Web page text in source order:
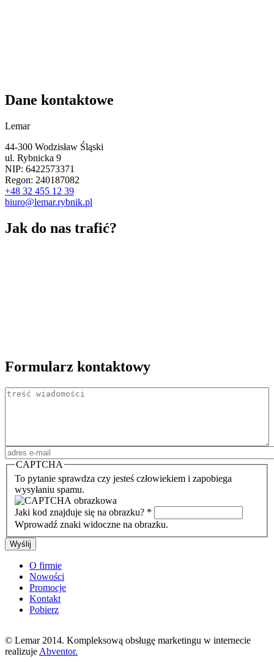
Dane kontaktowe
Lemar
44-300 Wodzisław Śląski
ul. Rybnicka 9
NIP: 6422573371
Regon: 240187082
+48 32 455 12 39
biuro@lemar.rybnik.pl
Jak do nas trafić?
Formularz kontaktowy
Treść
Adres email
CAPTCHA
To pytanie sprawdza czy jesteś człowiekiem i zapobiega
wysyłaniu spamu.
Jaki kod znajduje się na obrazku? *
Wprowadź znaki widoczne na obrazku.
O firmie
Nowości
Promocje
Kontakt
Pobierz
© Lemar 2014. Kompleksową obsługę marketingu w internecie
realizuje Abventor.